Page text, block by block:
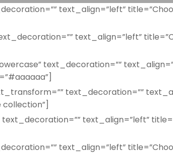
text_align=”left”
text_align=”left”
text_decoration=””
text_decoration=””
text_align=”left”
text_align=”left”